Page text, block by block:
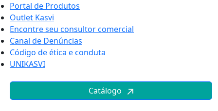
Portal de Produtos
Outlet Kasvi
Encontre seu consultor comercial
Canal de Denúncias
Código de ética e conduta
UNIKASVI
Catálogo